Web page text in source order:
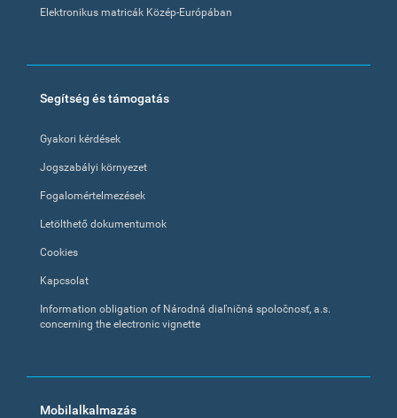
Elektronikus matricák Közép-Európában
Segítség és támogatás
Gyakori kérdések
Jogszabályi környezet
Fogalomértelmezések
Letölthető dokumentumok
Cookies
Kapcsolat
Information obligation of Národná diaľničná spoločnosť, a.s.
concerning the electronic vignette
Mobilalkalmazás